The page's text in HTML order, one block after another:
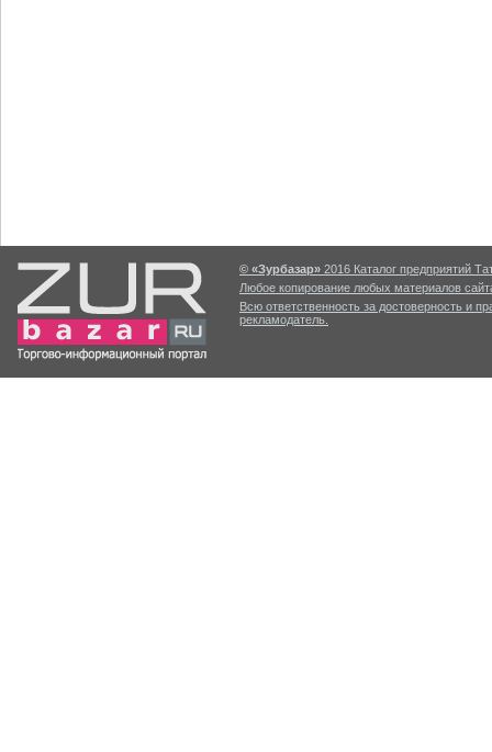
© «Зурбазар» 2016 Каталог предприятий
Любое копирование любых материалов
Всю ответственность за достоверность и
рекламодатель.